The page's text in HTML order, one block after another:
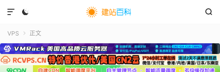
 

VPS  正文